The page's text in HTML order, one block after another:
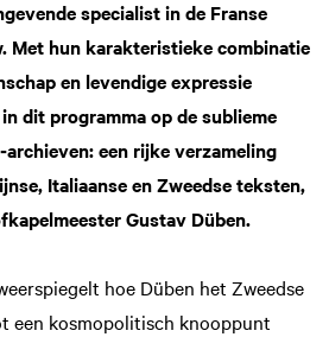
specialist in de Franse
Met hun karakteristieke combinatie
en levendige expressie
dit programma op de sublieme
een rijke verzameling
Italiaanse en Zweedse teksten,
Gustav Düben.
hoe Düben het Zweedse
een kosmopolitisch knooppunt